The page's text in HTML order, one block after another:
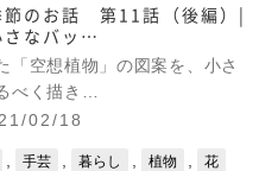
節のお話 第11話（後編）|
さなバッ…
「空想植物」の図案を、小さ
べく描き…
02/18
手芸 暮らし 植物 花